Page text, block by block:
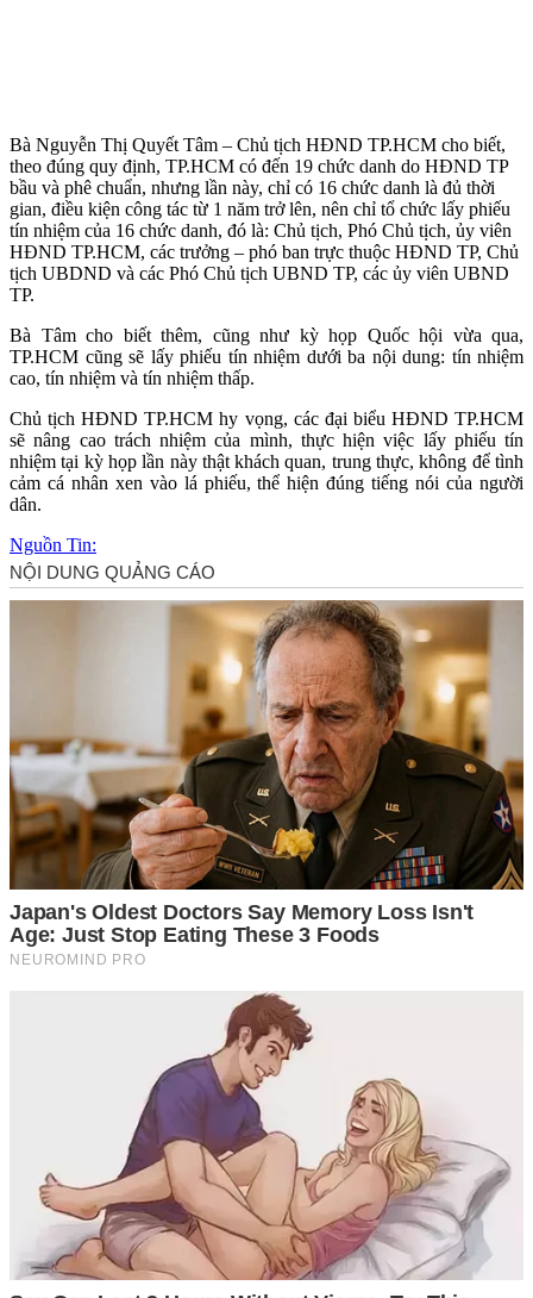
Bà Nguyễn Thị Quyết Tâm – Chủ tịch HĐND TP.HCM cho biết,
theo đúng quy định, TP.HCM có đến 19 chức danh do HĐND TP
bầu và phê chuẩn, nhưng lần này, chỉ có 16 chức danh là đủ thời
gian, điều kiện công tác từ 1 năm trở lên, nên chỉ tổ chức lấy phiếu
tín nhiệm của 16 chức danh, đó là: Chủ tịch, Phó Chủ tịch, ủy viên
HĐND TP.HCM, các trưởng – phó ban trực thuộc HĐND TP, Chủ
tịch UBDND và các Phó Chủ tịch UBND TP, các ủy viên UBND
TP.
Bà Tâm cho biết thêm, cũng như kỳ họp Quốc hội vừa qua,
TP.HCM cũng sẽ lấy phiếu tín nhiệm dưới ba nội dung: tín nhiệm
cao, tín nhiệm và tín nhiệm thấp.
Chủ tịch HĐND TP.HCM hy vọng, các đại biểu HĐND TP.HCM
sẽ nâng cao trách nhiệm của mình, thực hiện việc lấy phiếu tín
nhiệm tại kỳ họp lần này thật khách quan, trung thực, không để tình
cảm cá nhân xen vào lá phiếu, thể hiện đúng tiếng nói của người
dân.
Nguồn Tin: